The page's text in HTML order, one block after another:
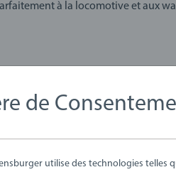
à la locomotive et aux
World est notre système de
personnalisable, idéal pour
coffret sur le thème de Peppa
6 pièces : 1 figurine Peppa
de
utilise des technologies telles